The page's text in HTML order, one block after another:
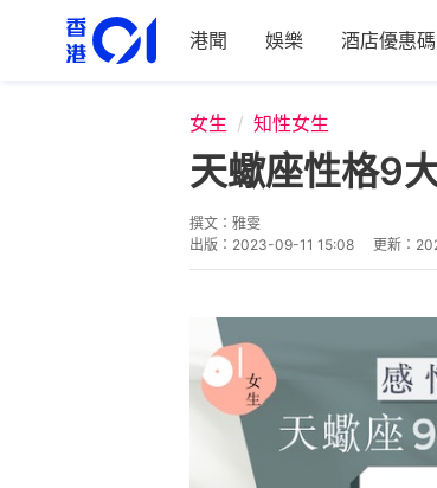
港聞 娛樂 酒店優惠碼
女生 知性女生
天蠍座性格9
撰文： 雅雯
出版： 2023-09-11 15:08 更新：